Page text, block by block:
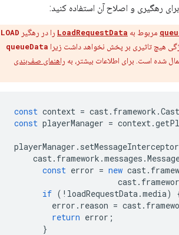
رهگیری و اصلاح آن استفاده کنید:
مربوط به LoadRequestData را در رهگیر LOAD
هیچ تاثیری بر پخش نخواهد داشت زیرا queueData
شده است. برای اطلاعات بیشتر، به راهنمای صف‌بندی
const context = cast. framework .
const playerManager = context.
playerManager . setMessageInterceptor
cast. framework .messages .
const error = new cast.
cast.
if ( ! loadRequestData.media)
error . reason = cast.
return error ;
}